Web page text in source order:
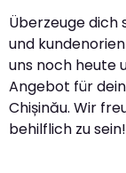
Überzeuge dich
und
uns noch heute
Angebot für
Chișinău. Wir
behilflich zu sein!